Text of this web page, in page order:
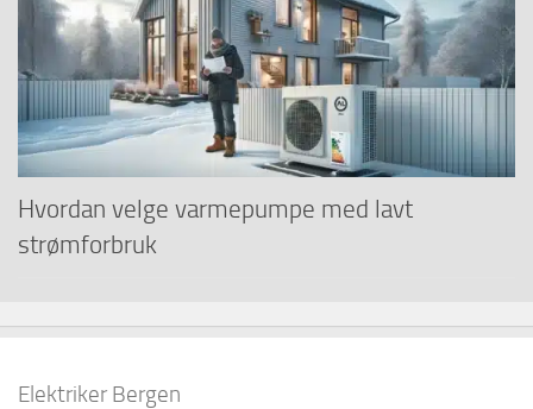
Hvordan velge varmepumpe med lavt
strømforbruk
Elektriker Bergen